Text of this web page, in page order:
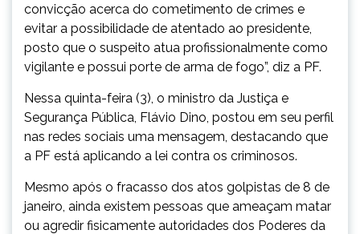
convicção acerca do cometimento de crimes e
evitar a possibilidade de atentado ao presidente,
posto que o suspeito atua profissionalmente como
vigilante e possui porte de arma de fogo”, diz a PF.
Nessa quinta-feira (3), o ministro da Justiça e
Segurança Pública, Flávio Dino, postou em seu perfil
nas redes sociais uma mensagem, destacando que
a PF está aplicando a lei contra os criminosos.
Mesmo após o fracasso dos atos golpistas de 8 de
janeiro, ainda existem pessoas que ameaçam matar
ou agredir fisicamente autoridades dos Poderes da